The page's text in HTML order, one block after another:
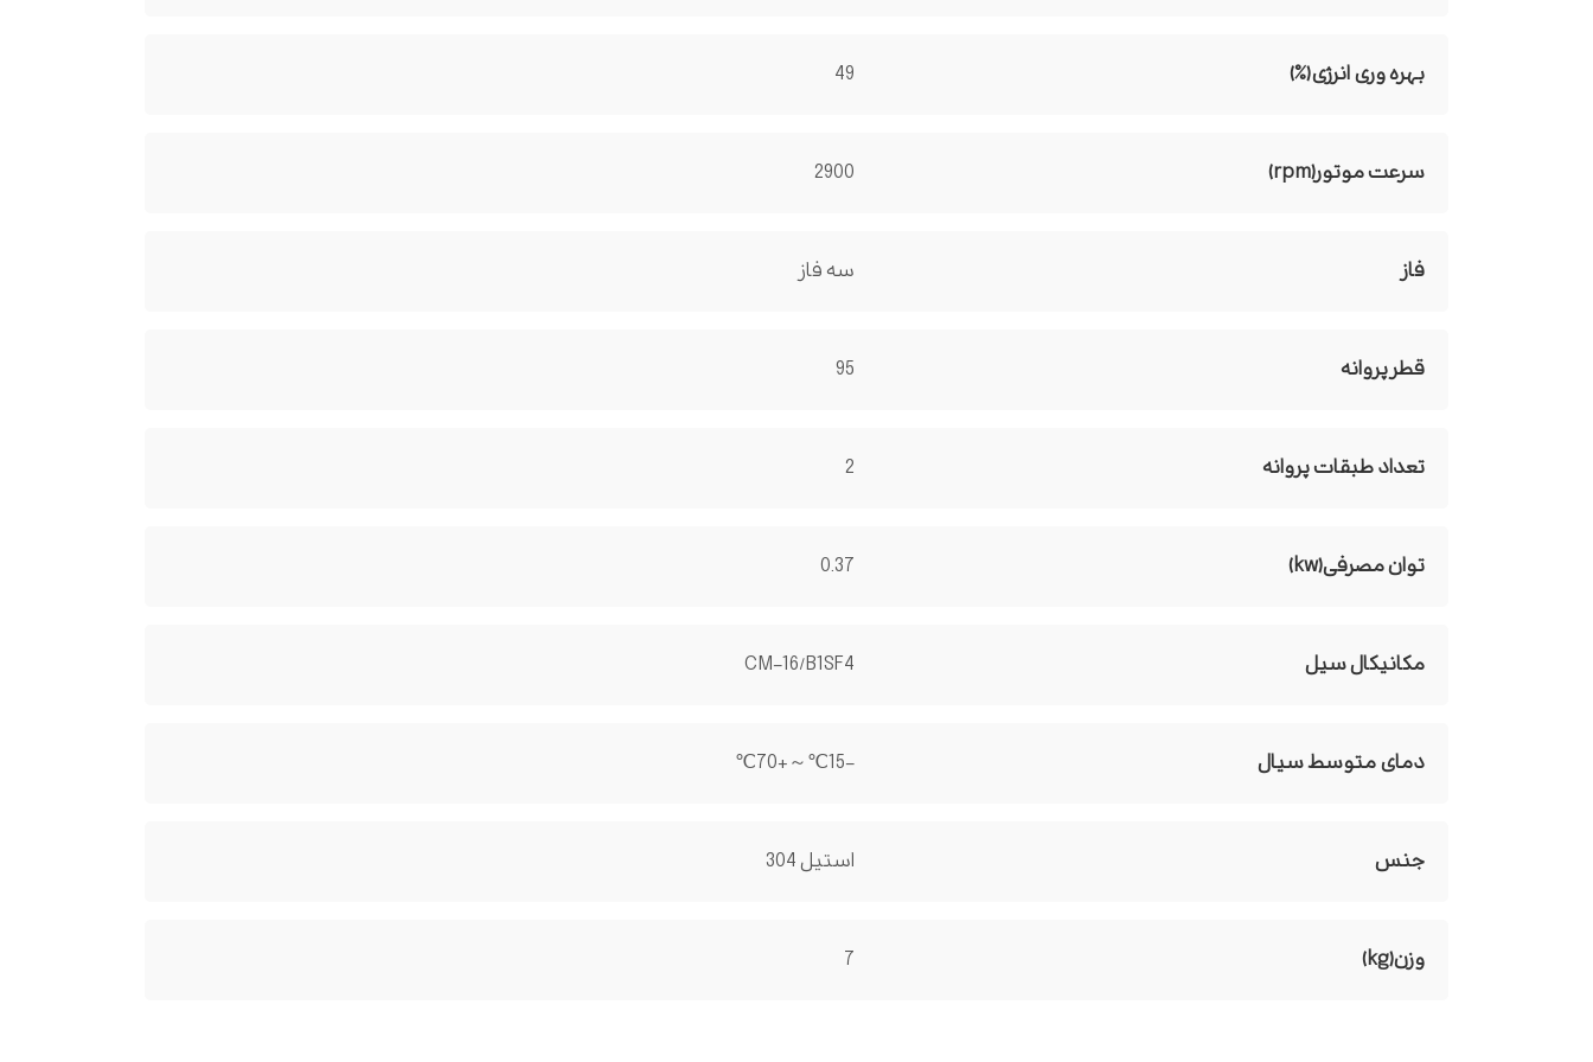
بهره وری انرژی(%) 49
سرعت موتور(rpm) 2900
فاز سه فاز
قطر پروانه 95
تعداد طبقات پروانه 2
توان مصرفی(kw) 0.37
مکانیکال سیل CM-16/B1SF4
دمای متوسط سیال -15℃～+70℃
جنس استیل 304
وزن(kg) 7